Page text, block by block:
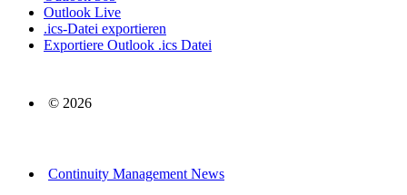
Outlook Live
.ics-Datei exportieren
Exportiere Outlook .ics Datei
© 2026
Continuity Management News